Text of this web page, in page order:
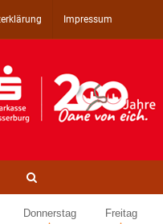
Impressum